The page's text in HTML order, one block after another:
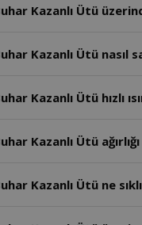
Kazanlı Ütü
Kazanlı Ütü nasıl
Kazanlı Ütü hızlı
Kazanlı Ütü
Kazanlı Ütü ne